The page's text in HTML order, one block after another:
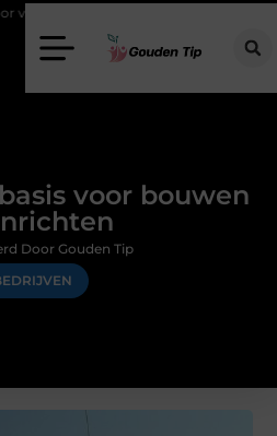
voor bouwen
Door Gouden Tip